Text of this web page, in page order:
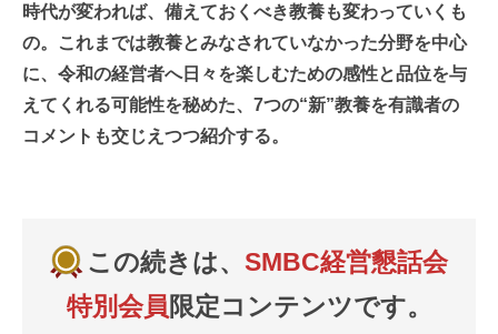
時代が変われば、備えておくべき教養も変わっていくも
の。これまでは教養とみなされていなかった分野を中心
に、令和の経営者へ日々を楽しむための感性と品位を与
えてくれる可能性を秘めた、7つの“新”教養を有識者の
コメントも交じえつつ紹介する。
この続きは、SMBC経営懇話会
特別会員 限定コンテンツです。